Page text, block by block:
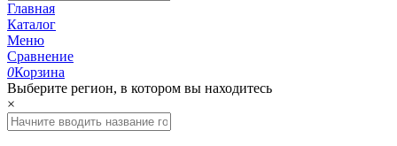
Главная
Каталог
Меню
Сравнение
0Корзина
Выберите регион, в котором вы находитесь
×